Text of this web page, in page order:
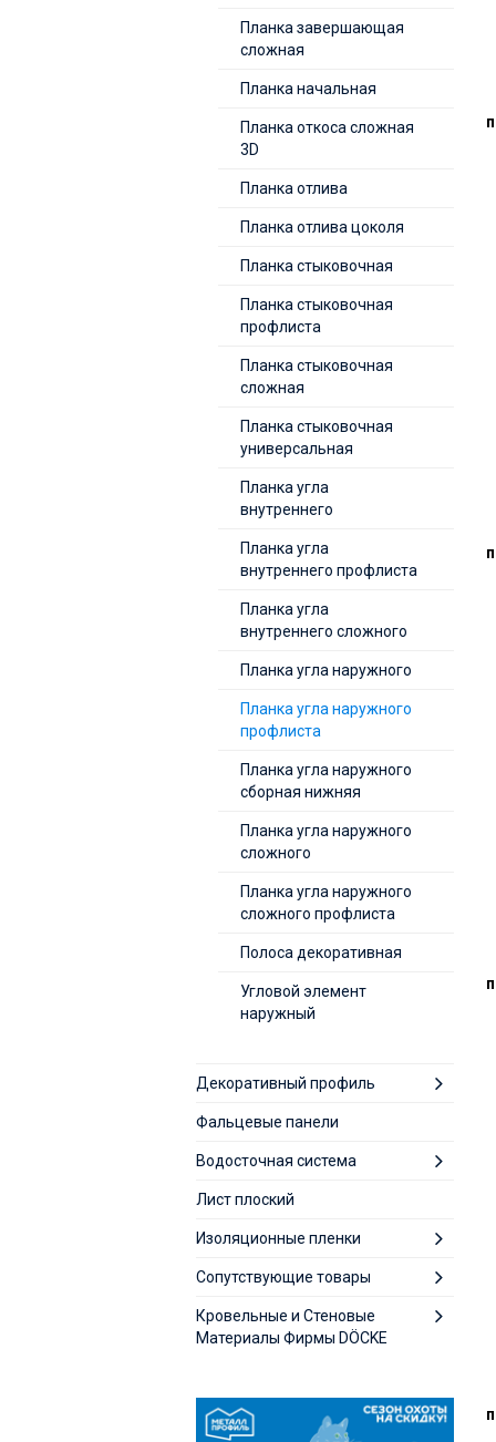
Планка завершающая
сложная
Планка начальная
Планка откоса сложная
3D
Планка отлива
Планка отлива цоколя
Планка стыковочная
Планка стыковочная
профлиста
Планка стыковочная
сложная
Планка стыковочная
универсальная
Планка угла
внутреннего
Планка угла
внутреннего профлиста
Планка угла
внутреннего сложного
Планка угла наружного
Планка угла наружного
профлиста
Планка угла наружного
сборная нижняя
Планка угла наружного
сложного
Планка угла наружного
сложного профлиста
Полоса декоративная
Угловой элемент
наружный
Декоративный профиль
Фальцевые панели
Водосточная система
Лист плоский
Изоляционные пленки
Сопутствующие товары
Кровельные и Стеновые
Материалы Фирмы DÖCKE